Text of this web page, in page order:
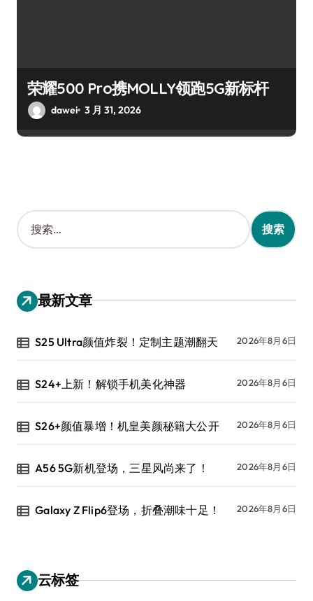
荣耀500 Pro携MOLLY领跑5G新标杆
dawei 3 月 31, 2026
搜
索
：
最新文章
S25 Ultra颜值炸裂！定制主题潮翻天 2026年8月6日
S24+上新！解锁手机美化神器 2026年8月6日
S26+颜值暴增！机皇美颜秘籍大公开 2026年8月6日
A56 5G新机登场，三星风尚来了！ 2026年8月6日
Galaxy Z Flip6登场，折叠潮味十足！ 2026年8月6日
云标签